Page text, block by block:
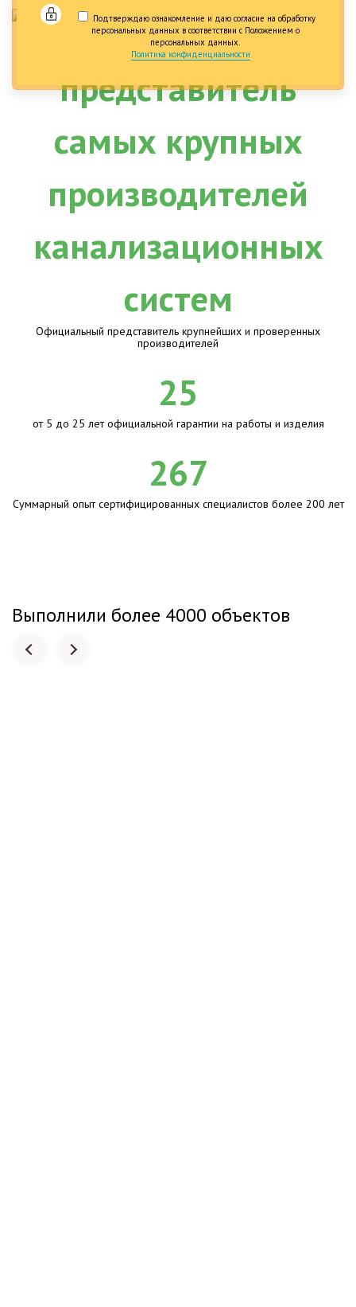
Подтверждаю ознакомление и даю согласие на обработку
персональных данных в соответствии с Положением о
персональных данных.
Политика конфиденциальности
Официальный представитель крупнейших и проверенных
производителей
25
от 5 до 25 лет официальной гарантии на работы и изделия
267
Суммарный опыт сертифицированных специалистов более 200 лет
Выполнили более 4000 объектов